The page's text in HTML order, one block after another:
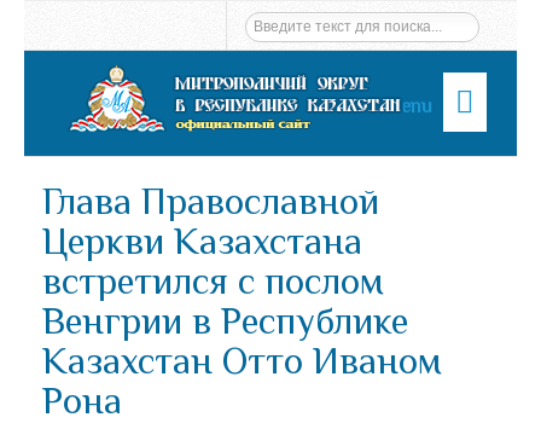
Menu
Глава Православной
Церкви Казахстана
встретился с послом
Венгрии в Республике
Казахстан Отто Иваном
Рона